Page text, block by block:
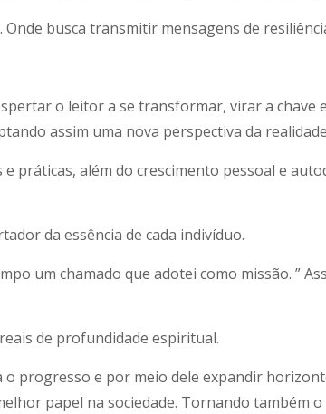
busca transmitir mensagens de
o leitor a se transformar, virar a chave
assim uma nova perspectiva da
práticas, além do crescimento pessoal e
da essência de cada indivíduo.
um chamado que adotei como missão. ”
de profundidade espiritual.
progresso e por meio dele expandir
papel na sociedade. Tornando também